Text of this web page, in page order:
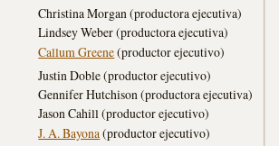
Christina Morgan (productora ejecutiva)
Lindsey Weber (productora ejecutiva)
Callum Greene(productor ejecutivo)
Justin Doble (productor ejecutivo)
Gennifer Hutchison (productora ejecutiva)
Jason Cahill (productor ejecutivo)
J. A. Bayona(productor ejecutivo)